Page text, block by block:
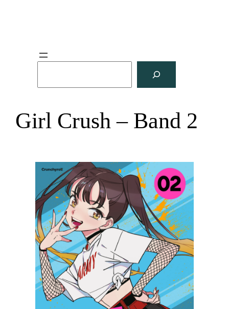
e
Girl Crush – Band 2